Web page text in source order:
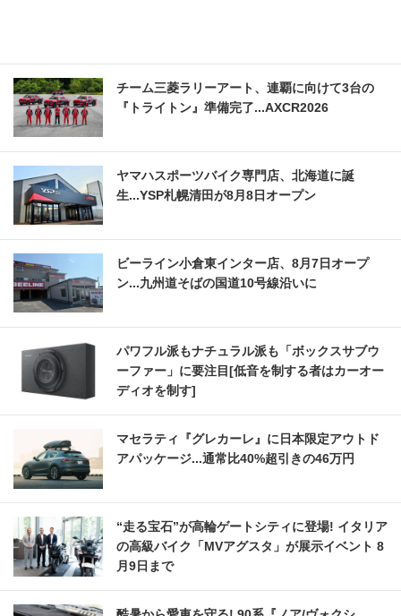
チーム三菱ラリーアート、連覇に向けて3台の
『トライトン』準備完了...AXCR2026
ヤマハスポーツバイク専門店、北海道に誕
生...YSP札幌清田が8月8日オープン
ビーライン小倉東インター店、8月7日オープ
ン...九州道そばの国道10号線沿いに
パワフル派もナチュラル派も「ボックスサブウ
ーファー」に要注目[低音を制する者はカーオー
ディオを制す]
マセラティ『グレカーレ』に日本限定アウトド
アパッケージ...通常比40%超引きの46万円
“走る宝石”が高輪ゲートシティに登場! イタリア
の高級バイク「MVアグスタ」が展示イベント 8
月9日まで